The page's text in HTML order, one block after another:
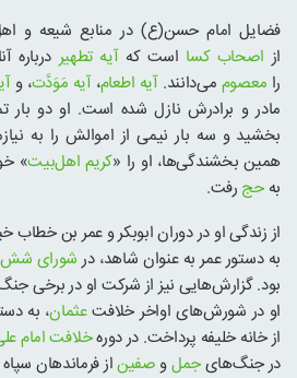
فضایل امام حسن(ع) در منابع شیعه و
از اصحاب کسا است کهآیه تطهیر درباره
را معصوم می‌دانند.آیه اطعام،آیه مَوَدَّت، و
مادر و برادرش نازل شده است. او دو بار
بخشید و سه بار نیمی از اموالش را به
همین بخشندگی‌ها، او را «کریم اهل‌بیت
بهحج رفت.
از زندگی او در دوران ابوبکر و عمر بن
به دستور عمر به عنوان شاهد، در شورای
بود. گزارش‌هایی نیز از شرکت او در برخی
او در شورش‌های اواخر خلافتعثمان، به
از خانه خلیفه پرداخت. در دورهخلافت امام
در جنگ‌هایجملو صفیناز فرماندهان